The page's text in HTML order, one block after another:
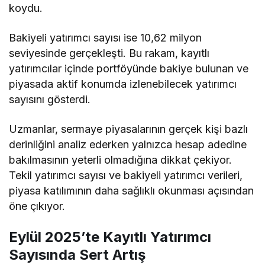
koydu.
Bakiyeli yatırımcı sayısı ise 10,62 milyon
seviyesinde gerçekleşti. Bu rakam, kayıtlı
yatırımcılar içinde portföyünde bakiye bulunan ve
piyasada aktif konumda izlenebilecek yatırımcı
sayısını gösterdi.
Uzmanlar, sermaye piyasalarının gerçek kişi bazlı
derinliğini analiz ederken yalnızca hesap adedine
bakılmasının yeterli olmadığına dikkat çekiyor.
Tekil yatırımcı sayısı ve bakiyeli yatırımcı verileri,
piyasa katılımının daha sağlıklı okunması açısından
öne çıkıyor.
Eylül 2025’te Kayıtlı Yatırımcı
Sayısında Sert Artış